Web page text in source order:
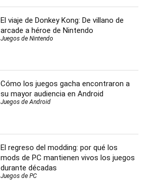
El viaje de Donkey Kong: De villano de
arcade a héroe de Nintendo
Juegos de Nintendo
Cómo los juegos gacha encontraron a
su mayor audiencia en Android
Juegos de Android
El regreso del modding: por qué los
mods de PC mantienen vivos los juegos
durante décadas
Juegos de PC